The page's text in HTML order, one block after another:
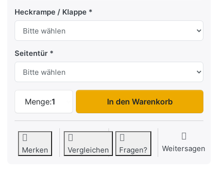
Heckrampe / Klappe
Seitentür
Menge:1
F2750 HT / F3050 HT / F3550 HT zu
In den Warenkorb
Merken Vergleichen Fragen? Weitersagen